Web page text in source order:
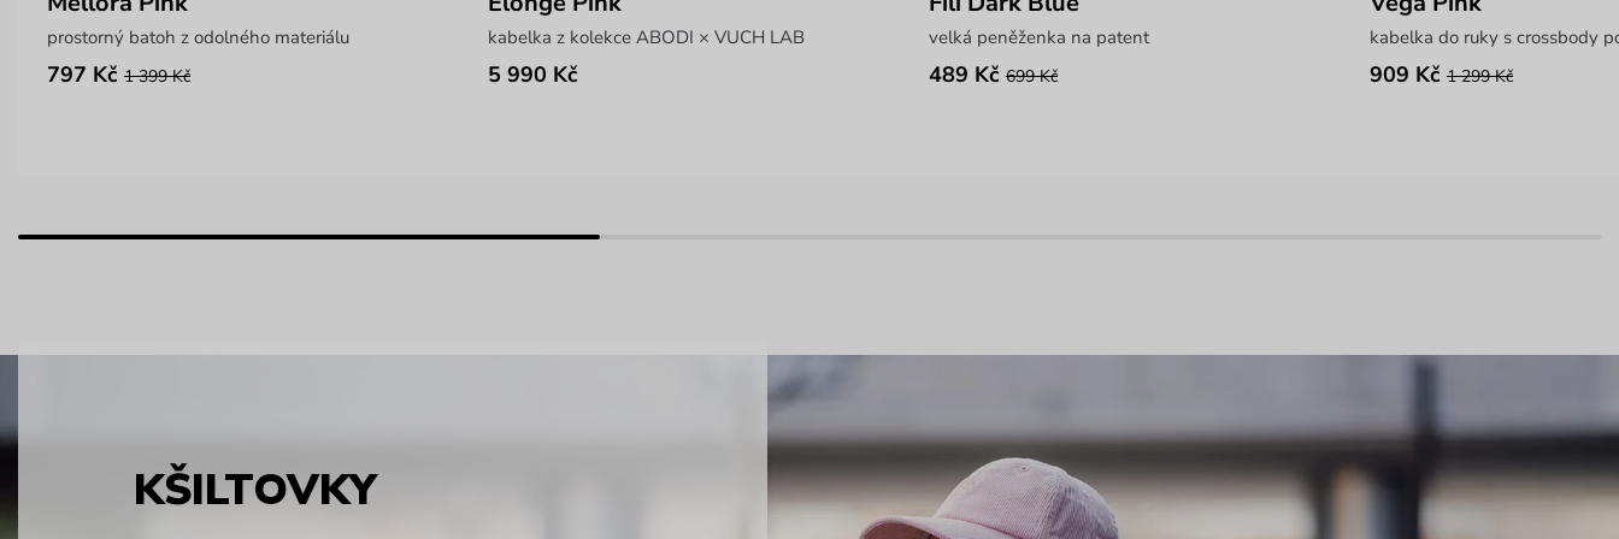
prostorný batoh z odolného materiálu
797 Kč 1 399 Kč
kabelka z kolekce ABODI × VUCH LAB
5 990 Kč
velká peněženka na patent
489 Kč 699 Kč
kabelka do ruky s crossbody
909 Kč 1 299 Kč
KŠILTOVKY